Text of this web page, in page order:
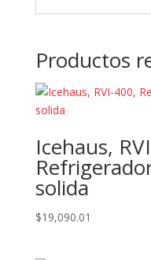
Productos
Icehaus,
solida
$19,090.01